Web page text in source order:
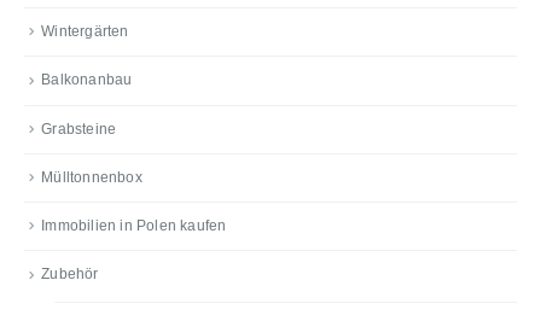
Wintergärten
Balkonanbau
Grabsteine
Mülltonnenbox
Immobilien in Polen kaufen
Zubehör